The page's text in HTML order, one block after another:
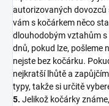
autorizovaných dovozců
vám s kočárkem něco
dlouhodobým vztahům s
dnů, pokud lze, pošleme
nejste bez kočárku.
nejkratší lhůtě a
typy, takže si určitě
5. Jelikož kočárky